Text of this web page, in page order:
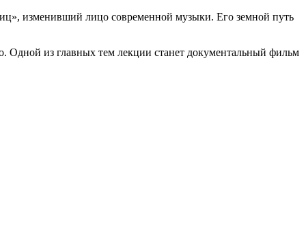
изменивший лицо современной музыки. Его земной путь
Одной из главных тем лекции станет документальный фильм